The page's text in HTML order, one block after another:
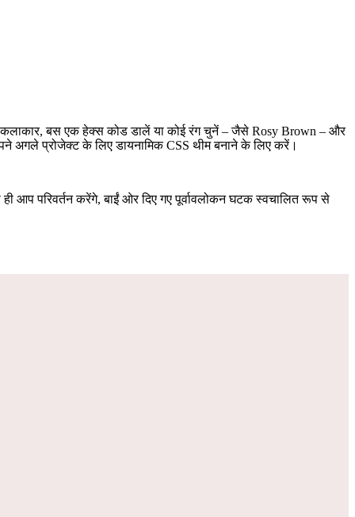
कलाकार, बस एक हेक्स कोड डालें या कोई रंग चुनें – जैसे Rosy Brown – और
अगले प्रोजेक्ट के लिए डायनामिक CSS थीम बनाने के लिए करें।
परिवर्तन करेंगे, बाईं ओर दिए गए पूर्वावलोकन घटक स्वचालित रूप से